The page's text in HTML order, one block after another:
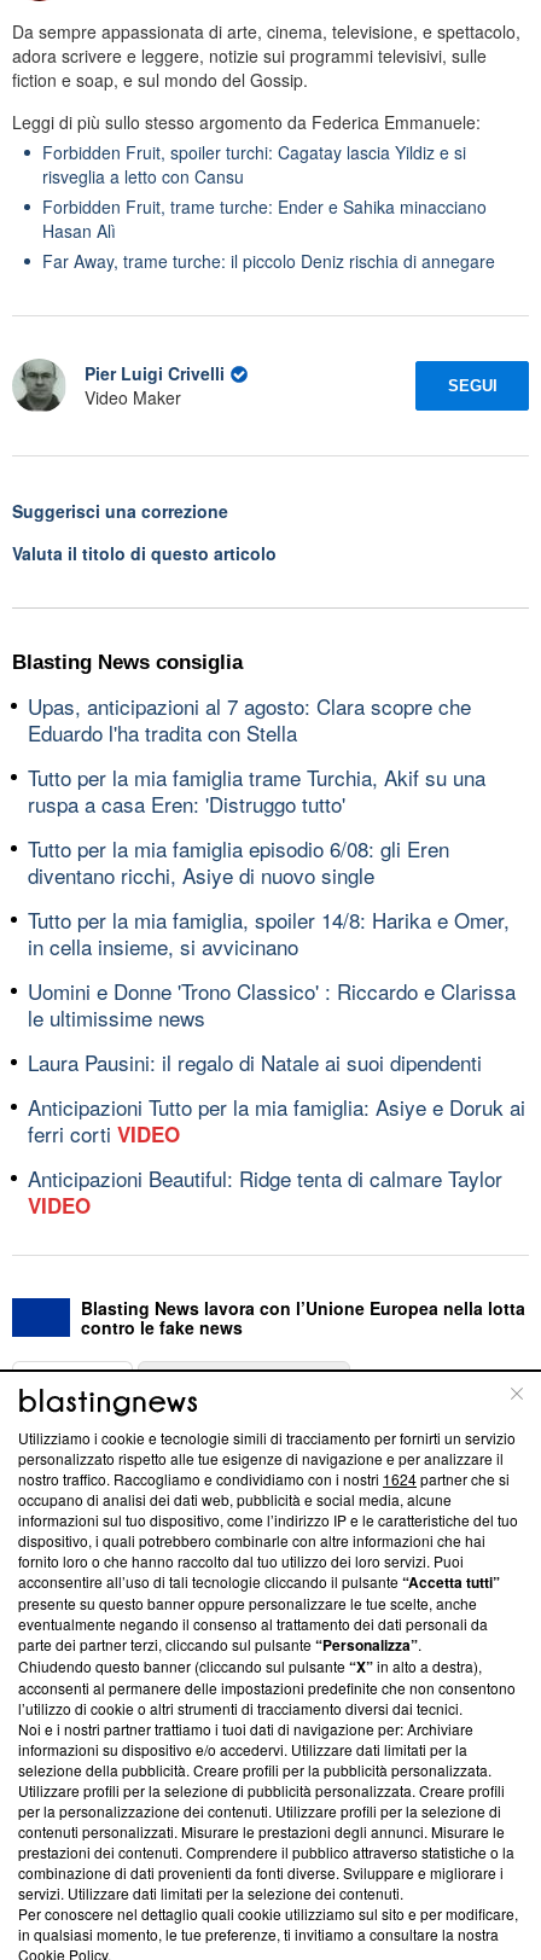
Da sempre appassionata di arte, cinema, televisione, e spettacolo,
adora scrivere e leggere, notizie sui programmi televisivi, sulle
fiction e soap, e sul mondo del Gossip.
Leggi di più sullo stesso argomento da Federica Emmanuele:
Forbidden Fruit, spoiler turchi: Cagatay lascia Yildiz e si
risveglia a letto con Cansu
Forbidden Fruit, trame turche: Ender e Sahika minacciano
Hasan Alì
Far Away, trame turche: il piccolo Deniz rischia di annegare
Pier Luigi Crivelli
Video Maker
SEGUI
Suggerisci una correzione
Valuta il titolo di questo articolo
Blasting News consiglia
Upas, anticipazioni al 7 agosto: Clara scopre che
Eduardo l'ha tradita con Stella
Tutto per la mia famiglia trame Turchia, Akif su una
ruspa a casa Eren: 'Distruggo tutto'
Tutto per la mia famiglia episodio 6/08: gli Eren
diventano ricchi, Asiye di nuovo single
Tutto per la mia famiglia, spoiler 14/8: Harika e Omer,
in cella insieme, si avvicinano
Uomini e Donne 'Trono Classico' : Riccardo e Clarissa
le ultimissime news
Laura Pausini: il regalo di Natale ai suoi dipendenti
Anticipazioni Tutto per la mia famiglia: Asiye e Doruk ai
ferri corti VIDEO
Anticipazioni Beautiful: Ridge tenta di calmare Taylor
VIDEO
Blasting News lavora con l’Unione Europea nella lotta
contro le fake news
ABOUT
Questa sezione offre informazioni trasparenti su Blasting
News, sui nostri processi editoriali e su come ci impegniamo a
creare news di qualità. Inoltre, afferma la nostra aderenza a
‘Trust Project - News with Integrity’Blasting News non è
ancora membro del programma, ma ha richiesto di farne
parte; Trust Project non ha ancora effettuato una verifica di
conformità agli standard.
Su di noi
Team editoriale
Corporate
Redazione
Informativa Privacy
Cookie Policy
Blasting SA, IDI CHE-247.845.224, Via Carlo Frasca, 3 - 6900
Lugano (Svizzera) Tel:+39 0690258937
Utilizziamo i cookie e tecnologie simili di tracciamento per fornirti un servizio
personalizzato rispetto alle tue esigenze di navigazione e per analizzare il
nostro traffico. Raccogliamo e condividiamo con i nostri 1624partner che si
occupano di analisi dei dati web, pubblicità e social media, alcune
informazioni sul tuo dispositivo, come l’indirizzo IP e le caratteristiche del tuo
dispositivo, i quali potrebbero combinarle con altre informazioni che hai
fornito loro o che hanno raccolto dal tuo utilizzo dei loro servizi. Puoi
acconsentire all’uso di tali tecnologie cliccando il pulsante“Accetta tutti”
presente su questo banner oppure personalizzare le tue scelte, anche
eventualmente negando il consenso al trattamento dei dati personali da
parte dei partner terzi, cliccando sul pulsante“Personalizza”.
Chiudendo questo banner (cliccando sul pulsante“X”in alto a destra),
acconsenti al permanere delle impostazioni predefinite che non consentono
l’utilizzo di cookie o altri strumenti di tracciamento diversi dai tecnici.
Noi e i nostri partner trattiamo i tuoi dati di navigazione per: Archiviare
informazioni su dispositivo e/o accedervi. Utilizzare dati limitati per la
selezione della pubblicità. Creare profili per la pubblicità personalizzata.
Utilizzare profili per la selezione di pubblicità personalizzata. Creare profili
per la personalizzazione dei contenuti. Utilizzare profili per la selezione di
contenuti personalizzati. Misurare le prestazioni degli annunci. Misurare le
prestazioni dei contenuti. Comprendere il pubblico attraverso statistiche o la
combinazione di dati provenienti da fonti diverse. Sviluppare e migliorare i
servizi. Utilizzare dati limitati per la selezione dei contenuti.
Per conoscere nel dettaglio quali cookie utilizziamo sul sito e per modificare,
in qualsiasi momento, le tue preferenze, ti invitiamo a consultare la nostra
Cookie Policy.